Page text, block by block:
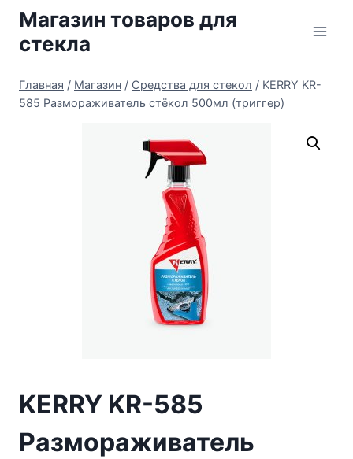
Перейти
содержимому
Магазин товаров для
стекла
Главная / Магазин / Средства для стекол / KERRY KR-
585 Размораживатель стёкол 500мл (триггер)
KERRY KR-585
Размораживатель